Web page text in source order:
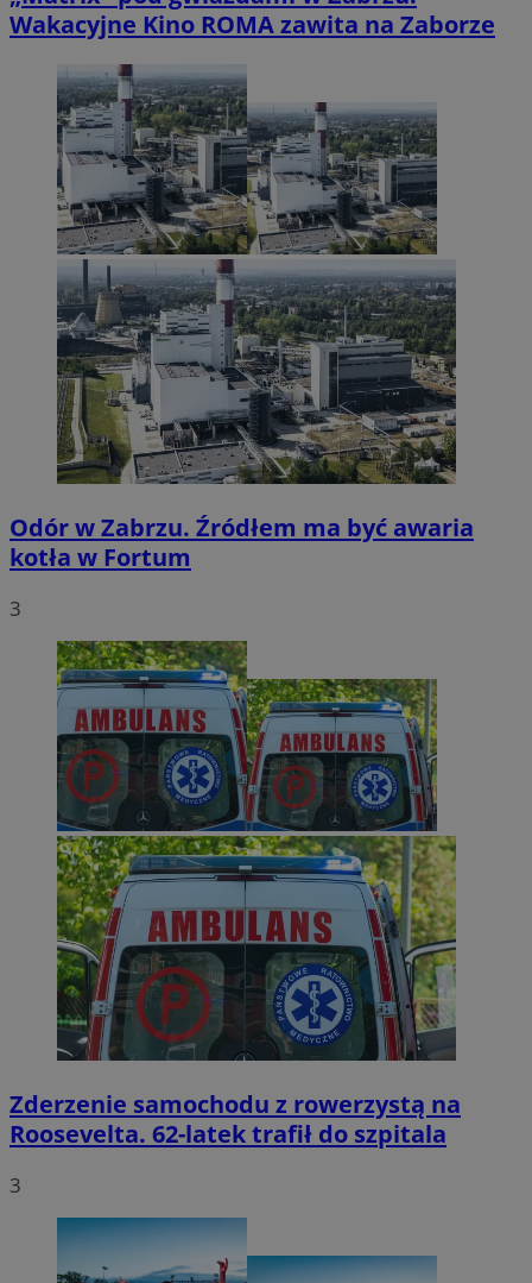
Wakacyjne Kino ROMA zawita na Zaborze
Odór w Zabrzu. Źródłem ma być awaria
kotła w Fortum
3
Zderzenie samochodu z rowerzystą na
Roosevelta. 62-latek trafił do szpitala
3